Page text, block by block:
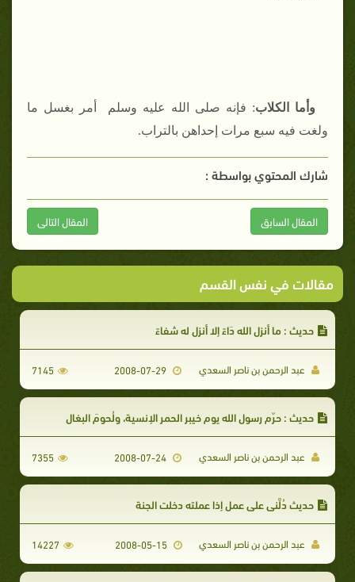
وأما الكلاب: فإنه صلى الله عليه وسلم أمر بغسل ما
ولغت فيه سبع مرات إحداهن بالتراب.
شارك المحتوي بواسطة :
المقال السابق المقال التالى
مقالات في نفس القسم
حديث : ما أنزل الله دَاءً إلا أنزل له شفاءً
عبد الرحمن بن ناصر السعدي 2008-07-29
7145
حديث : حرّم رسول الله يوم خيبر الحمر الإنسية، ولُحومَ البغال
عبد الرحمن بن ناصر السعدي 2008-07-24
7355
حديث دُلَّني على عمل إذا عملته دخلت الجنة
عبد الرحمن بن ناصر السعدي 14227